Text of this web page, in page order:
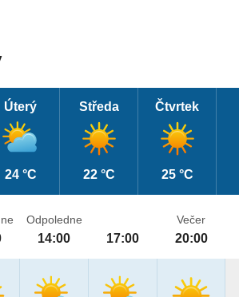
Úterý
24 °C
Středa
22 °C
Čtvrtek
25 °C
Odpoledne
14:00 17:00
Večer
20:00